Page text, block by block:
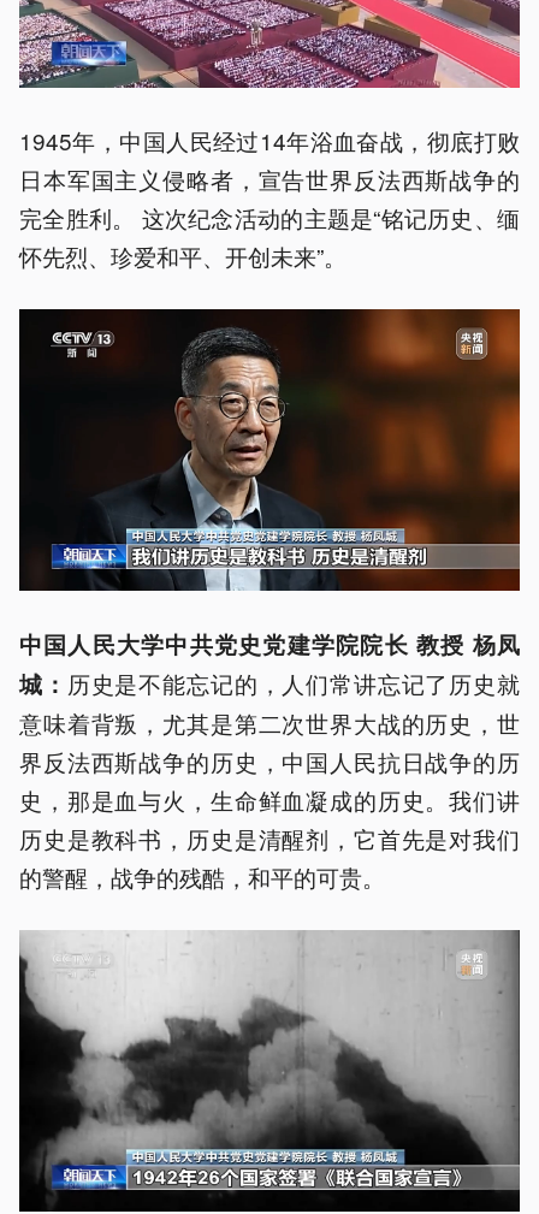
1945年，中国人民经过14年浴血奋战，彻底打败
日本军国主义侵略者，宣告世界反法西斯战争的
完全胜利。 这次纪念活动的主题是“铭记历史、缅
怀先烈、珍爱和平、开创未来”。
中国人民大学中共党史党建学院院长 教授 杨凤
城： 历史是不能忘记的，人们常讲忘记了历史就
意味着背叛，尤其是第二次世界大战的历史，世
界反法西斯战争的历史，中国人民抗日战争的历
史，那是血与火，生命鲜血凝成的历史。我们讲
历史是教科书，历史是清醒剂，它首先是对我们
的警醒，战争的残酷，和平的可贵。